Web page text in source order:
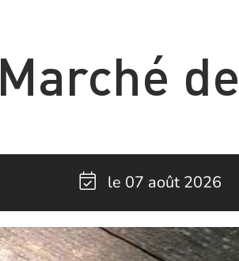
Marché
le 07 août 2026